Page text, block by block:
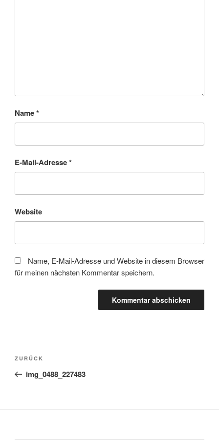
Name*
E-Mail-Adresse*
Website
Name, E-Mail-Adresse und Website in diesem Browser
für meinen nächsten Kommentar speichern.
Beitragsnavigation
Vorheriger
Beitrag
ZURÜCK
img_0488_227483